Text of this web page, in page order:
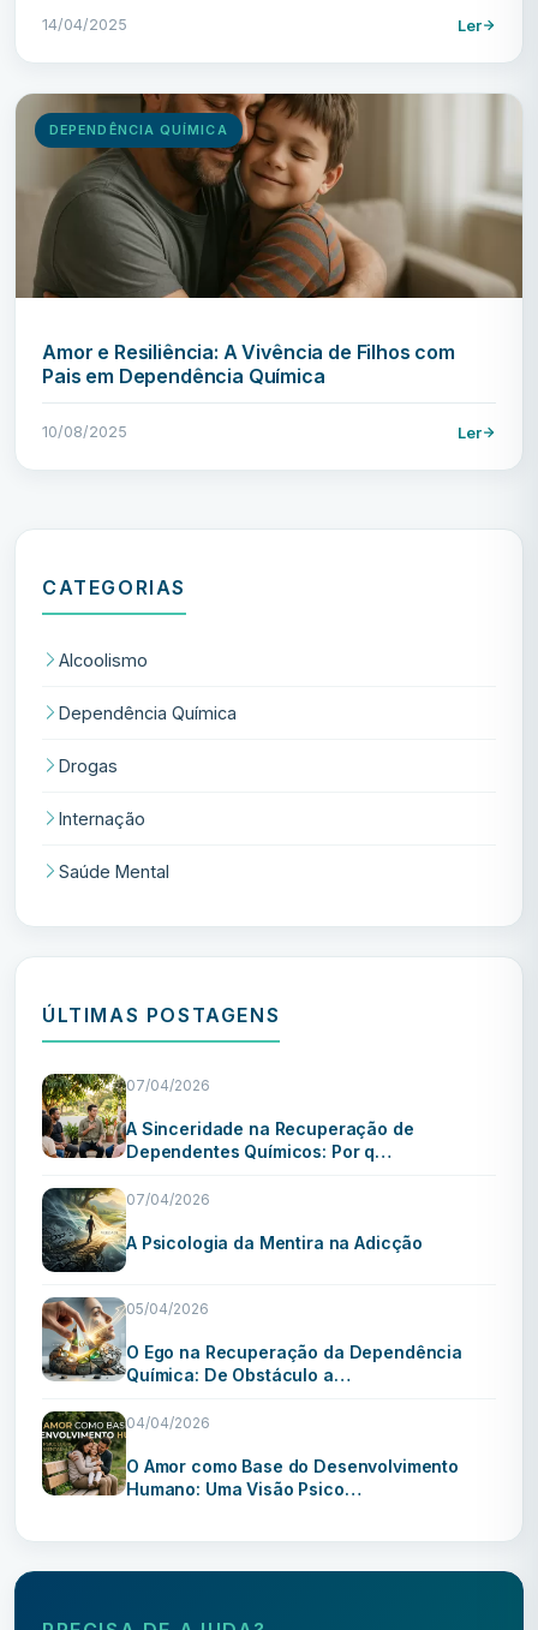
14/04/2025 Ler
DEPENDÊNCIA QUÍMICA
Amor e Resiliência: A Vivência de Filhos com
Pais em Dependência Química
10/08/2025 Ler
CATEGORIAS
Alcoolismo
Dependência Química
Drogas
Internação
Saúde Mental
ÚLTIMAS POSTAGENS
07/04/2026
A Sinceridade na Recuperação de
Dependentes Químicos: Por q…
07/04/2026
A Psicologia da Mentira na Adicção
05/04/2026
O Ego na Recuperação da Dependência
Química: De Obstáculo a…
04/04/2026
O Amor como Base do Desenvolvimento
Humano: Uma Visão Psico…